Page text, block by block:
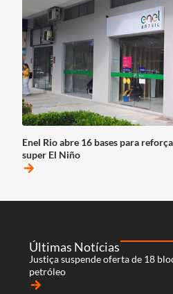
Enel Rio abre 16 bases para
super El Niño
arrow_forward
Últimas Notícias
Justiça suspende oferta de 18
petróleo
arrow_forward